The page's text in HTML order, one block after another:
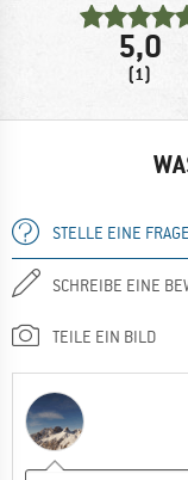
5,0
(1)
STELLE EINE FRAGE
SCHREIBE EINE
TEILE EIN BILD